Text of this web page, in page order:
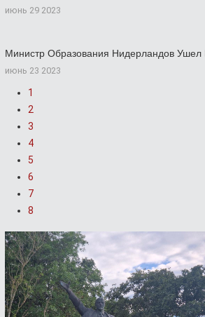
июнь 29 2023
Министр Образования Нидерландов
июнь 23 2023
1
2
3
4
5
6
7
8